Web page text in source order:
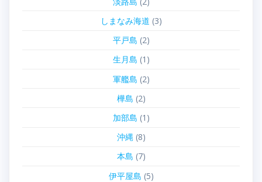
しまなみ海道 (3)
平戸島 (2)
生月島 (1)
軍艦島 (2)
樺島 (2)
加部島 (1)
沖縄(8)
本島 (7)
伊平屋島 (5)